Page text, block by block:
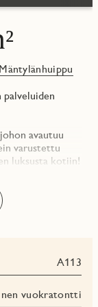
avautuu
varustettu
luksusta kotiin!
yhteydessä
sauna, joka
mukava
Loput
vuonna
A113
vuokratontti